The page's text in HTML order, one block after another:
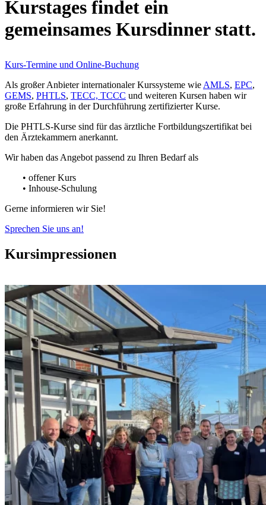
Kurstages findet ein
gemeinsames Kursdinner statt.
Kurs-Termine und Online-Buchung
Als großer Anbieter internationaler Kurssysteme wie AMLS, EPC,
GEMS, PHTLS, TECC, TCCC und weiteren Kursen haben wir
große Erfahrung in der Durchführung zertifizierter Kurse.
Die PHTLS-Kurse sind für das ärztliche Fortbildungszertifikat bei
den Ärztekammern anerkannt.
Wir haben das Angebot passend zu Ihren Bedarf als
• offener Kurs
• Inhouse-Schulung
Gerne informieren wir Sie!
Sprechen Sie uns an!
Kursimpressionen